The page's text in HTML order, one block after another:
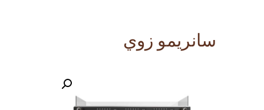
سانريمو زوي